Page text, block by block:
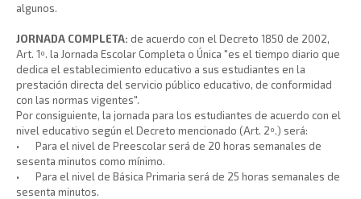
algunos.
JORNADA COMPLETA: de acuerdo con el Decreto 1850 de 2002,
Art. 1º. la Jornada Escolar Completa o Única "es el tiempo diario que
dedica el establecimiento educativo a sus estudiantes en la
prestación directa del servicio público educativo, de conformidad
con las normas vigentes".
Por consiguiente, la jornada para los estudiantes de acuerdo con el
nivel educativo según el Decreto mencionado (Art. 2º.) será:
•
Para el nivel de Preescolar será de 20 horas semanales de
sesenta minutos como mínimo.
•
Para el nivel de Básica Primaria será de 25 horas semanales de
sesenta minutos.